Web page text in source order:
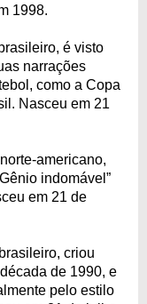
1998.
é visto
narrações
como a Copa
Nasceu em 21
americano,
indomável”
em 21 de
criou
de 1990, e
pelo estilo